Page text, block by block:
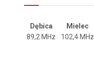
Dębica Mielec
89,2 MHz
102,4 MHz